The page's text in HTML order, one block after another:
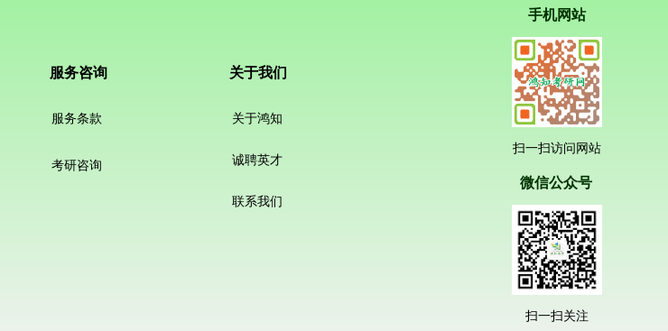
手机网站
扫一扫访问网站
微信公众号
扫一扫关注
服务咨询 关于我们
服务条款
考研咨询
关于鸿知
诚聘英才
联系我们